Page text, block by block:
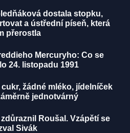
dostala stopku,
a ústřední píseň, která
přerostla
Mercuryho: Co se
24. listopadu 1991
žádné mléko, jídelníček
jednotvárný
Roušal. Vzápětí se
Sivák